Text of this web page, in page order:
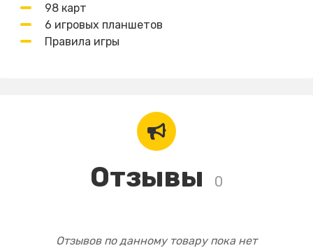
98 карт
6 игровых планшетов
Правила игры
Отзывы 0
Отзывов по данному товару пока нет